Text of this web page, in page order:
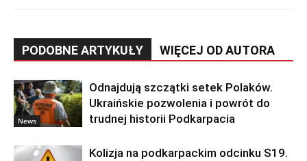
PODOBNE ARTYKUŁY WIĘCEJ OD AUTORA
News
Odnajdują szczątki setek Polaków.
Ukraińskie pozwolenia i powrót do
trudnej historii Podkarpacia
Kolizja na podkarpackim odcinku S19.